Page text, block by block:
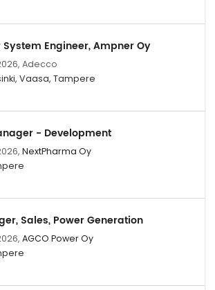
System Engineer, Ampner Oy
Adecco
Vaasa, Tampere
- Development
NextPharma Oy
Sales, Power Generation
AGCO Power Oy